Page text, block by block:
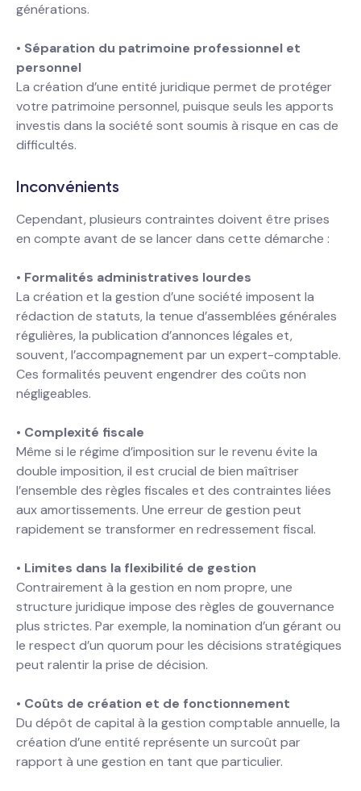
générations.
• Séparation du patrimoine professionnel et
personnel
La création d’une entité juridique permet de protéger
votre patrimoine personnel, puisque seuls les apports
investis dans la société sont soumis à risque en cas de
difficultés.
Inconvénients
Cependant, plusieurs contraintes doivent être prises
en compte avant de se lancer dans cette démarche :
• Formalités administratives lourdes
La création et la gestion d’une société imposent la
rédaction de statuts, la tenue d’assemblées générales
régulières, la publication d’annonces légales et,
souvent, l’accompagnement par un expert-comptable.
Ces formalités peuvent engendrer des coûts non
négligeables.
• Complexité fiscale
Même si le régime d’imposition sur le revenu évite la
double imposition, il est crucial de bien maîtriser
l’ensemble des règles fiscales et des contraintes liées
aux amortissements. Une erreur de gestion peut
rapidement se transformer en redressement fiscal.
• Limites dans la flexibilité de gestion
Contrairement à la gestion en nom propre, une
structure juridique impose des règles de gouvernance
plus strictes. Par exemple, la nomination d’un gérant ou
le respect d’un quorum pour les décisions stratégiques
peut ralentir la prise de décision.
• Coûts de création et de fonctionnement
Du dépôt de capital à la gestion comptable annuelle, la
création d’une entité représente un surcoût par
rapport à une gestion en tant que particulier.